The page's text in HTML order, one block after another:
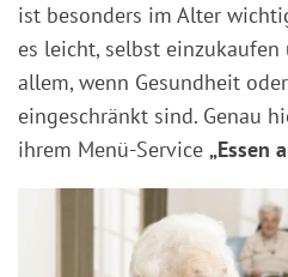
ist besonders im Alter
es leicht, selbst
allem, wenn Gesundheit
eingeschränkt sind. Genau
ihrem Menü-Service „Essen